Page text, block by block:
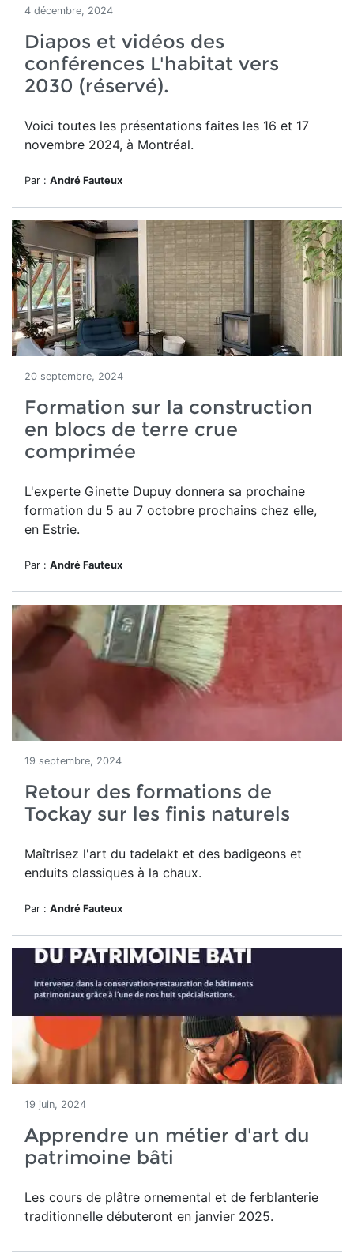
4 décembre, 2024
Diapos et vidéos des
conférences L'habitat vers
2030 (réservé).
Voici toutes les présentations faites les 16 et 17
novembre 2024, à Montréal.
Par : André Fauteux
20 septembre, 2024
Formation sur la construction
en blocs de terre crue
comprimée
L'experte Ginette Dupuy donnera sa prochaine
formation du 5 au 7 octobre prochains chez elle,
en Estrie.
Par : André Fauteux
19 septembre, 2024
Retour des formations de
Tockay sur les finis naturels
Maîtrisez l'art du tadelakt et des badigeons et
enduits classiques à la chaux.
Par : André Fauteux
19 juin, 2024
Apprendre un métier d'art du
patrimoine bâti
Les cours de plâtre ornemental et de ferblanterie
traditionnelle débuteront en janvier 2025.